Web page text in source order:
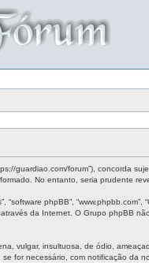
guardiao.com/forum”),
No entanto, seria prudente
phpBB”,
da Internet. O Grupo phpBB
vulgar, insultuosa, de ódio,
for necessário, com notificação da